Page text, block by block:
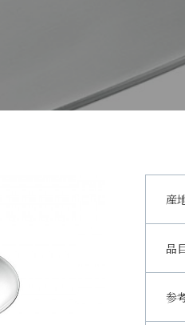
産
品
参